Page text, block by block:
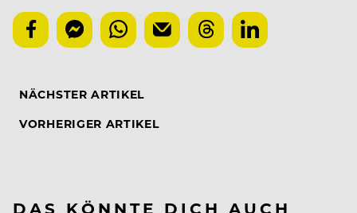
NÄCHSTER ARTIKEL
VORHERIGER ARTIKEL
DAS KÖNNTE DICH AUCH